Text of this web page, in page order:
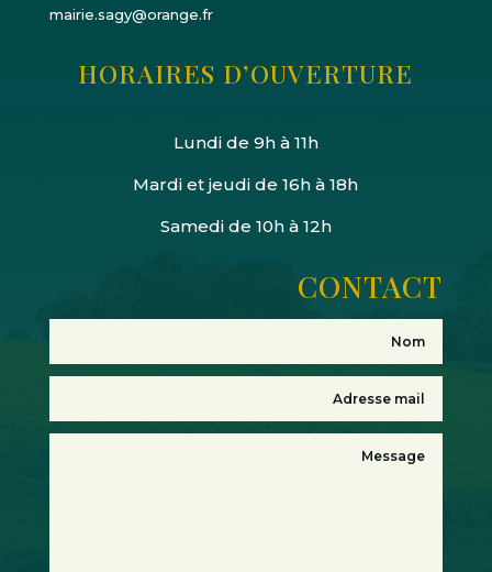
mairie.sagy@orange.fr
HORAIRES D’OUVERTURE
Lundi de 9h à 11h
Mardi et jeudi de 16h à 18h
Samedi de 10h à 12h
CONTACT